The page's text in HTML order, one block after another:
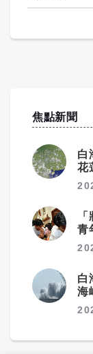
焦點新聞
白
花
青
白
海